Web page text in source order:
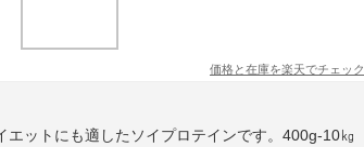
価格と在庫を楽天でチェック
ットにも適したソイプロテインです。400g‐10㎏